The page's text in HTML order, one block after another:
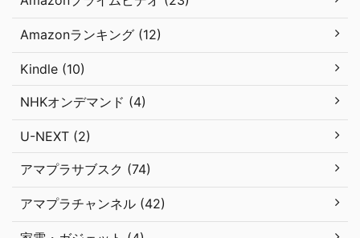
Amazonランキング (12)
Kindle (10)
NHKオンデマンド (4)
U-NEXT (2)
アマプラサブスク (74)
アマプラチャンネル (42)